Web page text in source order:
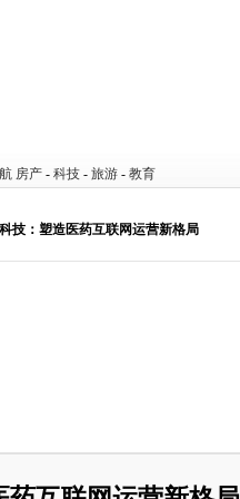
房产 - 科技 - 旅游 - 教育
技：塑造医药互联网运营新格局